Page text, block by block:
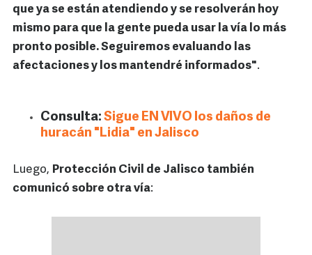
que ya se están atendiendo y se resolverán hoy
mismo para que la gente pueda usar la vía lo más
pronto posible. Seguiremos evaluando las
afectaciones y los mantendré informados".
Consulta: Sigue EN VIVO los daños de
huracán "Lidia" en Jalisco
Luego, Protección Civil de Jalisco también
comunicó sobre otra vía: